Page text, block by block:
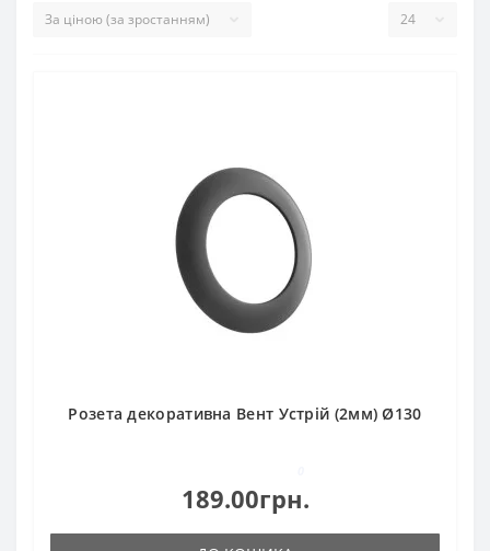
Розета декоративна Вент Устрій (2мм) Ø130
189.00грн.